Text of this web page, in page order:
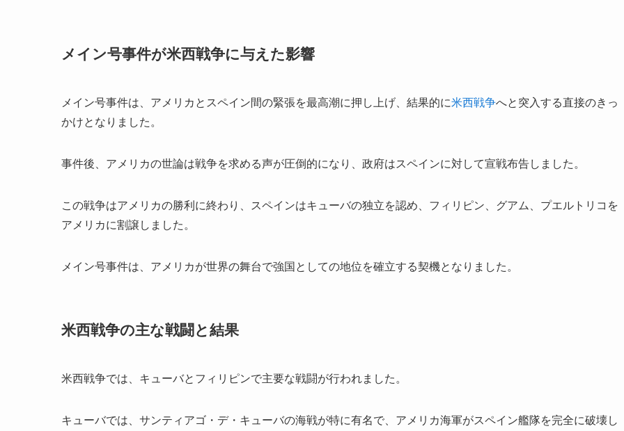
メイン号事件が米西戦争に与えた影響
メイン号事件は、アメリカとスペイン間の緊張を最高潮に押し上げ、結果的に米西戦争へと突入する直接のきっ
かけとなりました。
事件後、アメリカの世論は戦争を求める声が圧倒的になり、政府はスペインに対して宣戦布告しました。
この戦争はアメリカの勝利に終わり、スペインはキューバの独立を認め、フィリピン、グアム、プエルトリコを
アメリカに割譲しました。
メイン号事件は、アメリカが世界の舞台で強国としての地位を確立する契機となりました。
米西戦争の主な戦闘と結果
米西戦争では、キューバとフィリピンで主要な戦闘が行われました。
キューバでは、サンティアゴ・デ・キューバの海戦が特に有名で、アメリカ海軍がスペイン艦隊を完全に破壊し